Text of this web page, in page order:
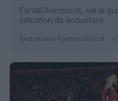
FantaChampions, via ai
calciatori da acquistare